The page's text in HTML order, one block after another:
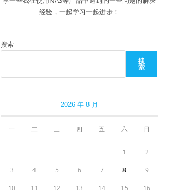
经验，一起学习一起进步！
搜索
搜
索
2026 年 8 月
一 二 三 四 五 六 日
1 2
3 4 5 6 7 8 9
10 11 12 13 14 15 16